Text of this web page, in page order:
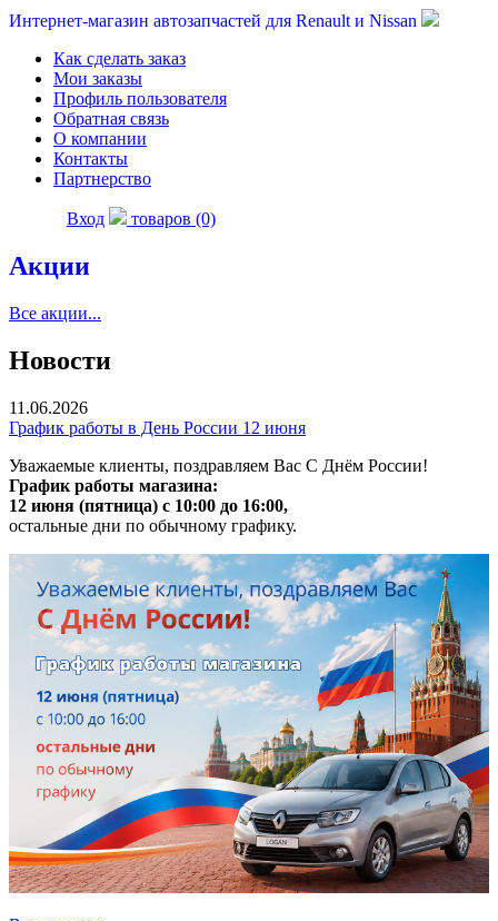
Интернет-магазин автозапчастей для Renault и Nissan
Как сделать заказ
Мои заказы
Профиль пользователя
Обратная связь
О компании
Контакты
Партнерство
Вход товаров (0)
Акции
Все акции...
Новости
11.06.2026
График работы в День России 12 июня
Уважаемые клиенты, поздравляем Вас С Днём России!
График работы магазина:
12 июня (пятница) с 10:00 до 16:00,
остальные дни по обычному графику.